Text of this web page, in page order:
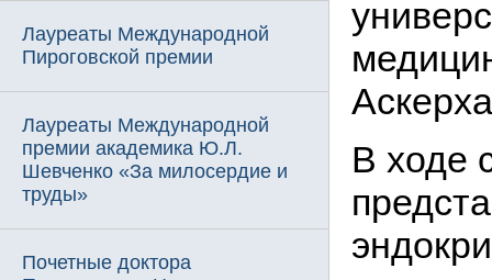
Лауреаты Международной
Пироговской премии
Лауреаты Международной
премии академика Ю.Л.
Шевченко «За милосердие и
труды»
Почетные доктора
В ходе